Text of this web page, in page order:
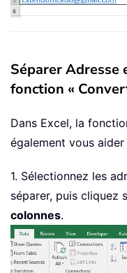
Séparer Adresse
fonction «
Dans Excel, la
également vous
1. Sélectionnez les
séparer, puis cliquez
colonnes.